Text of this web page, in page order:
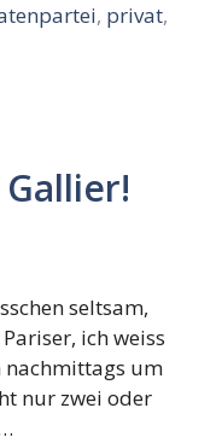
, privat,
seltsam,
ich weiss
nachmittags um
nur zwei oder